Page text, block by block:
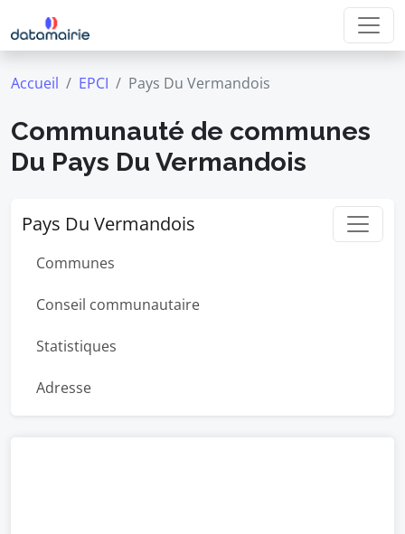
Accueil EPCI Pays Du Vermandois
Communauté de communes
Du Pays Du Vermandois
Pays Du Vermandois
Communes
Conseil communautaire
Statistiques
Adresse